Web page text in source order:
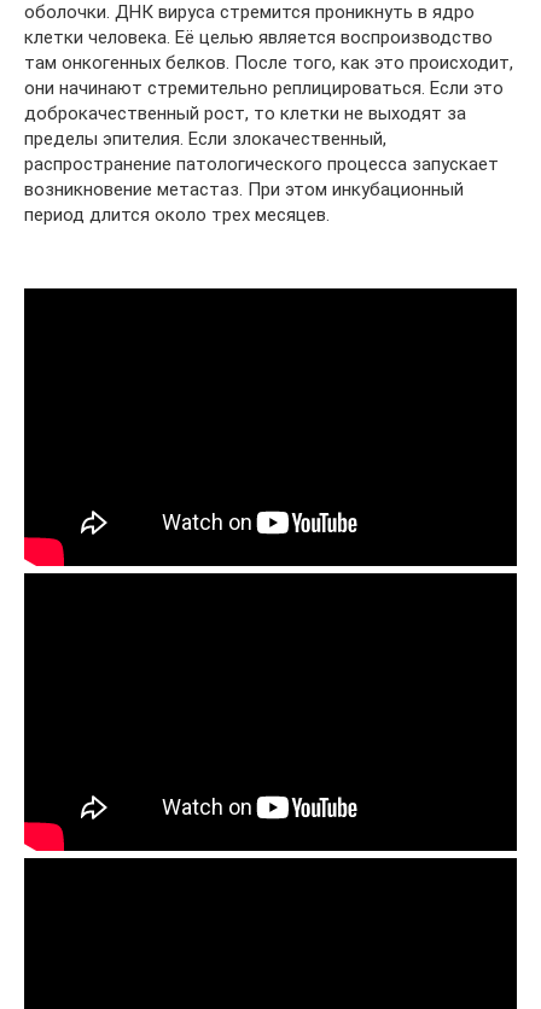
оболочки. ДНК вируса стремится проникнуть в ядро
клетки человека. Её целью является воспроизводство
там онкогенных белков. После того, как это происходит,
они начинают стремительно реплицироваться. Если это
доброкачественный рост, то клетки не выходят за
пределы эпителия. Если злокачественный,
распространение патологического процесса запускает
возникновение метастаз. При этом инкубационный
период длится около трех месяцев.